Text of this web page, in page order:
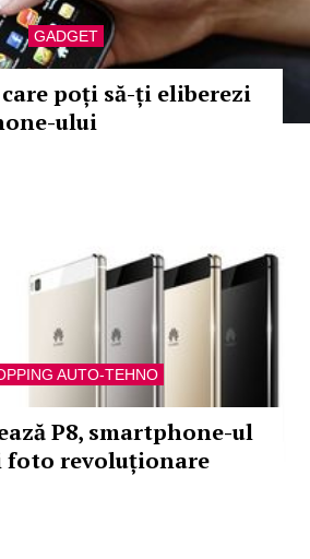
GADGET
poți să-ți eliberezi
ului
AUTO-TEHNO
P8, smartphone-ul
foto revoluționare